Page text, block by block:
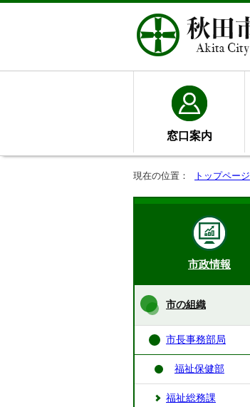
窓口案内
現在の位置： トップページ
市政情報
市の組織
市長事務部局
福祉保健部
福祉総務課